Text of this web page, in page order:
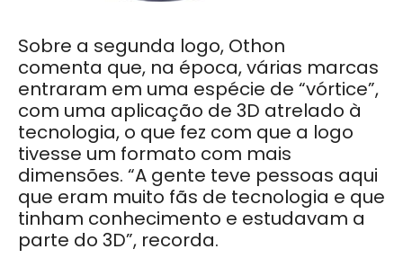
Sobre a segunda logo, Othon
comenta que, na época, várias marcas
entraram em uma espécie de “vórtice”,
com uma aplicação de 3D atrelado à
tecnologia, o que fez com que a logo
tivesse um formato com mais
dimensões. “A gente teve pessoas aqui
que eram muito fãs de tecnologia e que
tinham conhecimento e estudavam a
parte do 3D”, recorda.